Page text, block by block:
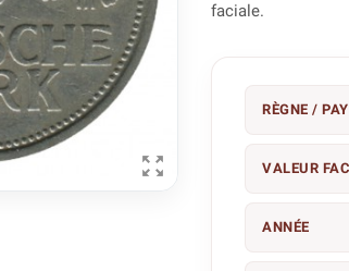

faciale.
RÈGNE /
VALEUR
ANNÉE